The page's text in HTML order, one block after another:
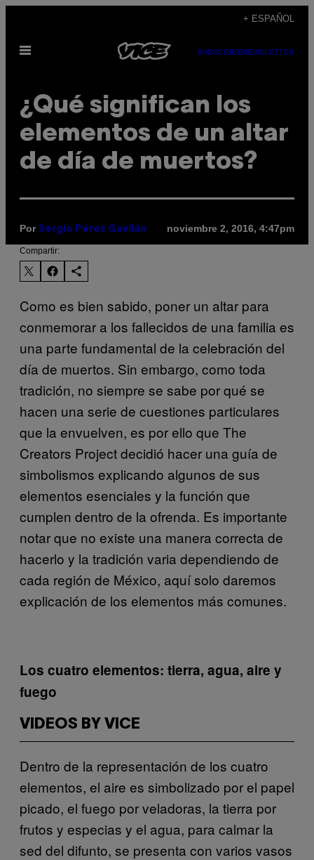
contenido
+ ESPAÑOL
Abrir
SUBSCRIBENEWSLETTER
¿Qué significan los
elementos de un altar
de día de muertos?
Por Sergio Pérez Gavilán noviembre 2, 2016, 4:47pm
Compartir:
Como es bien sabido, poner un altar para
conmemorar a los fallecidos de una familia es
una parte fundamental de la celebración del
día de muertos. Sin embargo, como toda
tradición, no siempre se sabe por qué se
hacen una serie de cuestiones particulares
que la envuelven, es por ello que The
Creators Project decidió hacer una guía de
simbolismos explicando algunos de sus
elementos esenciales y la función que
cumplen dentro de la ofrenda. Es importante
notar que no existe una manera correcta de
hacerlo y la tradición varia dependiendo de
cada región de México, aquí solo daremos
explicación de los elementos más comunes.
Los cuatro elementos: tierra, agua, aire y
fuego
VIDEOS BY VICE
Dentro de la representación de los cuatro
elementos, el aire es simbolizado por el papel
picado, el fuego por veladoras, la tierra por
frutos y especias y el agua, para calmar la
sed del difunto, se presenta con varios vasos